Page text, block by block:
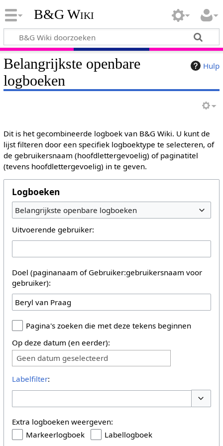
B&G Wiki
Hulp
Belangrijkste openbare
logboeken
Dit is het gecombineerde logboek van B&G Wiki. U kunt de
lijst filteren door een specifiek logboektype te selecteren, of
de gebruikersnaam (hoofdlettergevoelig) of paginatitel
(tevens hoofdlettergevoelig) in te geven.
Logboeken
Belangrijkste openbare logboeken
Uitvoerende gebruiker:
Doel (paginanaam of Gebruiker:gebruikersnaam voor
gebruiker):
Pagina's zoeken die met deze tekens beginnen
Op deze datum (en eerder):
Geen datum geselecteerd
Labelfilter:
Extra logboeken weergeven:
Markeerlogboek
Labellogboek